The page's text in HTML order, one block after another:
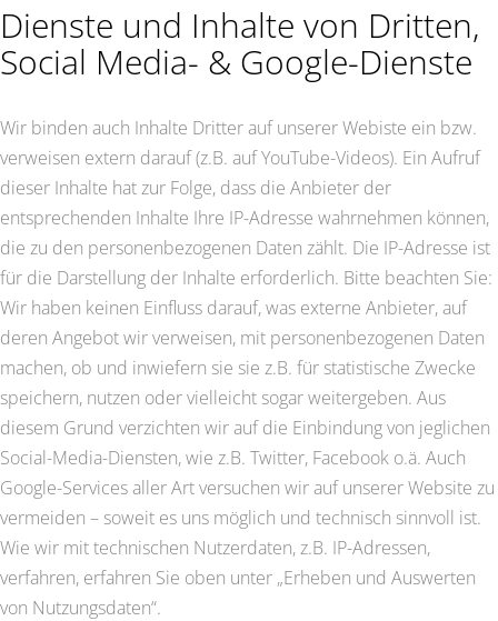
Dienste und Inhalte von Dritten,
Social Media- & Google-Dienste
Wir binden auch Inhalte Dritter auf unserer Webiste ein bzw.
verweisen extern darauf (z.B. auf YouTube-Videos). Ein Aufruf
dieser Inhalte hat zur Folge, dass die Anbieter der
entsprechenden Inhalte Ihre IP-Adresse wahrnehmen können,
die zu den personenbezogenen Daten zählt. Die IP-Adresse ist
für die Darstellung der Inhalte erforderlich. Bitte beachten Sie:
Wir haben keinen Einfluss darauf, was externe Anbieter, auf
deren Angebot wir verweisen, mit personenbezogenen Daten
machen, ob und inwiefern sie sie z.B. für statistische Zwecke
speichern, nutzen oder vielleicht sogar weitergeben. Aus
diesem Grund verzichten wir auf die Einbindung von jeglichen
Social-Media-Diensten, wie z.B. Twitter, Facebook o.ä. Auch
Google-Services aller Art versuchen wir auf unserer Website zu
vermeiden – soweit es uns möglich und technisch sinnvoll ist.
Wie wir mit technischen Nutzerdaten, z.B. IP-Adressen,
verfahren, erfahren Sie oben unter „Erheben und Auswerten
von Nutzungsdaten“.